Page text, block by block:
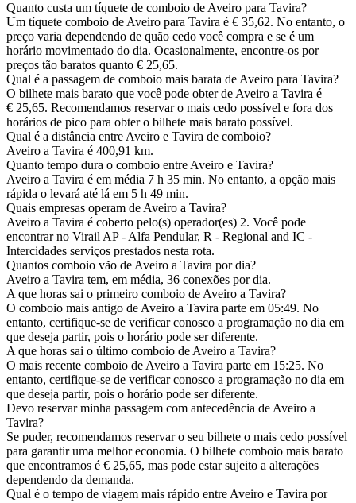
Quanto custa um tíquete de comboio de Aveiro para Tavira?
Um tíquete comboio de Aveiro para Tavira é € 35,62. No entanto, o
preço varia dependendo de quão cedo você compra e se é um
horário movimentado do dia. Ocasionalmente, encontre-os por
preços tão baratos quanto € 25,65.
Qual é a passagem de comboio mais barata de Aveiro para Tavira?
O bilhete mais barato que você pode obter de Aveiro a Tavira é
€ 25,65. Recomendamos reservar o mais cedo possível e fora dos
horários de pico para obter o bilhete mais barato possível.
Qual é a distância entre Aveiro e Tavira de comboio?
Aveiro a Tavira é 400,91 km.
Quanto tempo dura o comboio entre Aveiro e Tavira?
Aveiro a Tavira é em média 7 h 35 min. No entanto, a opção mais
rápida o levará até lá em 5 h 49 min.
Quais empresas operam de Aveiro a Tavira?
Aveiro a Tavira é coberto pelo(s) operador(es) 2. Você pode
encontrar no Virail AP - Alfa Pendular, R - Regional and IC -
Intercidades serviços prestados nesta rota.
Quantos comboio vão de Aveiro a Tavira por dia?
Aveiro a Tavira tem, em média, 36 conexões por dia.
A que horas sai o primeiro comboio de Aveiro a Tavira?
O comboio mais antigo de Aveiro a Tavira parte em 05:49. No
entanto, certifique-se de verificar conosco a programação no dia em
que deseja partir, pois o horário pode ser diferente.
A que horas sai o último comboio de Aveiro a Tavira?
O mais recente comboio de Aveiro a Tavira parte em 15:25. No
entanto, certifique-se de verificar conosco a programação no dia em
que deseja partir, pois o horário pode ser diferente.
Devo reservar minha passagem com antecedência de Aveiro a
Tavira?
Se puder, recomendamos reservar o seu bilhete o mais cedo possível
para garantir uma melhor economia. O bilhete comboio mais barato
que encontramos é € 25,65, mas pode estar sujeito a alterações
dependendo da demanda.
Qual é o tempo de viagem mais rápido entre Aveiro e Tavira por